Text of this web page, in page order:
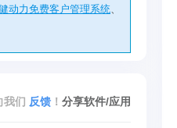
动力免费客户管理系统、
分享软件/应用
我们 反馈 ！